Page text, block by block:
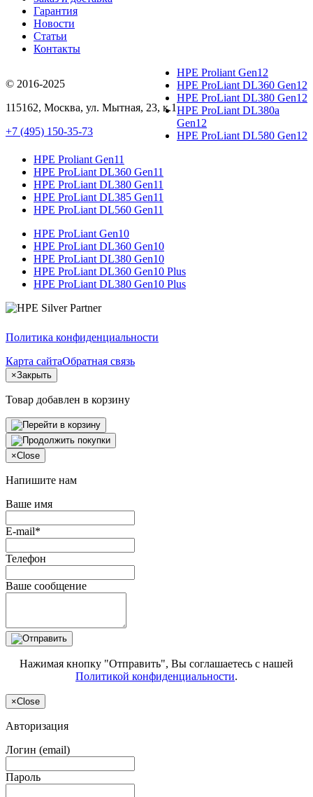
Гарантия
Новости
Статьи
Контакты
© 2016-2025
115162, Москва, ул. Мытная, 23, к.1
+7 (495) 150-35-73
HPE Proliant Gen12
HPE ProLiant DL360 Gen12
HPE ProLiant DL380 Gen12
HPE ProLiant DL380a
Gen12
HPE ProLiant DL580 Gen12
HPE Proliant Gen11
HPE ProLiant DL360 Gen11
HPE ProLiant DL380 Gen11
HPE ProLiant DL385 Gen11
HPE ProLiant DL560 Gen11
HPE ProLiant Gen10
HPE ProLiant DL360 Gen10
HPE ProLiant DL380 Gen10
HPE ProLiant DL360 Gen10 Plus
HPE ProLiant DL380 Gen10 Plus
Политика конфиденциальности
Карта сайтаОбратная связь
×Закрыть
Товар добавлен в корзину
×Close
Напишите нам
Ваше имя
E-mail*
Телефон
Ваше сообщение
Нажимая кнопку "Отправить", Вы соглашаетесь с нашей
Политикой конфиденциальности.
×Close
Авторизация
Логин (email)
Пароль